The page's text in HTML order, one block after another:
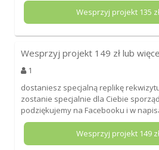
Wesprzyj projekt 135
Wesprzyj projekt 149 zł lub
1
dostaniesz specjalną replikę
zostanie specjalnie dla Ciebie
podziękujemy na Facebooku i w
Wesprzyj projekt 149